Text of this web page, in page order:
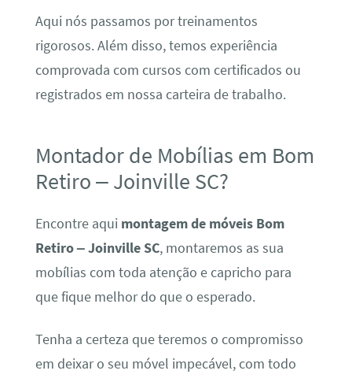
Aqui nós passamos por treinamentos
rigorosos. Além disso, temos experiência
comprovada com cursos com certificados ou
registrados em nossa carteira de trabalho.
Montador de Mobílias em Bom
Retiro – Joinville SC?
Encontre aqui montagem de móveis Bom
Retiro – Joinville SC, montaremos as sua
mobílias com toda atenção e capricho para
que fique melhor do que o esperado.
Tenha a certeza que teremos o compromisso
em deixar o seu móvel impecável, com todo